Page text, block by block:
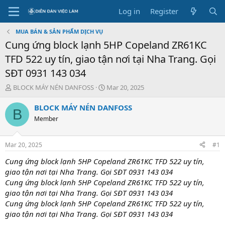
Log in Register
MUA BÁN & SẢN PHẨM DỊCH VỤ
Cung ứng block lạnh 5HP Copeland ZR61KC
TFD 522 uy tín, giao tận nơi tại Nha Trang. Gọi
SĐT 0931 143 034
T
r
e
d
t
a
t
e
r
BLOCK MÁY NÉN DANFOSS
S
a
t
e
Mar 20, 2025
B BLOCK MÁY NÉN DANFOSS
Member
Mar 20, 2025 #1
Cung ứng block lạnh 5HP Copeland ZR61KC TFD 522 uy tín,
giao tận nơi tại Nha Trang. Gọi SĐT 0931 143 034
Cung ứng block lạnh 5HP Copeland ZR61KC TFD 522 uy tín,
giao tận nơi tại Nha Trang. Gọi SĐT 0931 143 034
Cung ứng block lạnh 5HP Copeland ZR61KC TFD 522 uy tín,
giao tận nơi tại Nha Trang. Gọi SĐT 0931 143 034